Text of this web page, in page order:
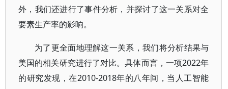
外，我们还进行了事件分析，并探讨了这一关系对全
要素生产率的影响。
为了更全面地理解这一关系，我们将分析结果与
美国的相关研究进行了对比。具体而言，一项2022年
的研究发现，在2010-2018年的八年间，当人工智能